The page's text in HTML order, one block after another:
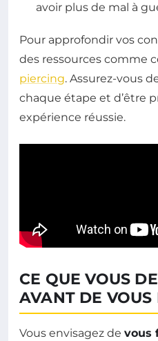
avoir plus de mal à
Pour approfondir vos
des ressources comme
piercing. Assurez-vous
chaque étape et d’être
expérience réussie.
CE QUE VOUS
AVANT DE VOUS
Vous envisagez de vous